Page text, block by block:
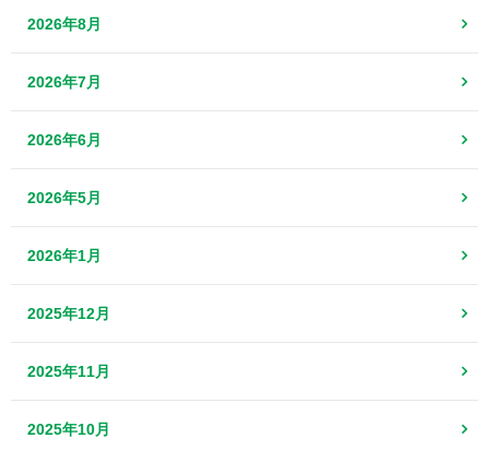
2026年8月
2026年7月
2026年6月
2026年5月
2026年1月
2025年12月
2025年11月
2025年10月